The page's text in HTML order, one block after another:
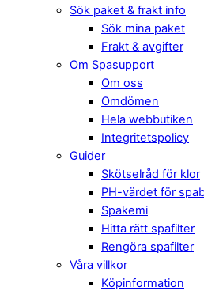
Sök paket & frakt info
Sök mina paket
Frakt & avgifter
Om Spasupport
Om oss
Omdömen
Hela webbutiken
Integritetspolicy
Guider
Skötselråd för klor
PH-värdet för
Spakemi
Hitta rätt spafilter
Rengöra spafilter
Våra villkor
Köpinformation